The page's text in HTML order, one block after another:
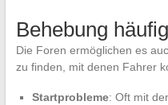
Behebung
Die Foren ermöglichen es
zu finden, mit denen Fahrer
Startprobleme: Oft mit